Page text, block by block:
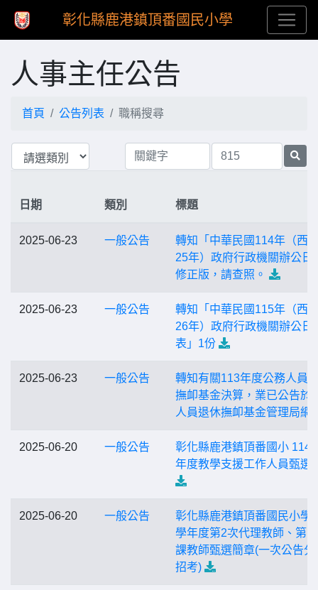
彰化縣鹿港鎮頂番國民小學
人事主任公告
首頁 公告列表 職稱搜尋
日期 類別 標題
2025-06-23 一般公告
轉知「中華民國114年（西
25年）政府行政機關辦公日
修正版，請查照。
2025-06-23 一般公告
轉知「中華民國115年（西
26年）政府行政機關辦公日
表」1份
2025-06-23 一般公告
轉知有關113年度公務人員
撫卹基金決算，業已公告於
人員退休撫卹基金管理局網
2025-06-20 一般公告
彰化縣鹿港鎮頂番國小 114
年度教學支援工作人員甄選
2025-06-20 一般公告
彰化縣鹿港鎮頂番國民小學
學年度第2次代理教師、第1
課教師甄選簡章(一次公告分
招考)